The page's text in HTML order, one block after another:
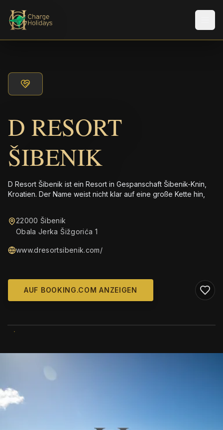
D RESORT
ŠIBENIK
D Resort Šibenik ist ein Resort in Gespanschaft Šibenik-Knin,
Kroatien. Der Name weist nicht klar auf eine große Kette hin,
22000 Šibenik
Obala Jerka Šižgorića 1
www.dresortsibenik.com/
AUF BOOKING.COM ANZEIGEN